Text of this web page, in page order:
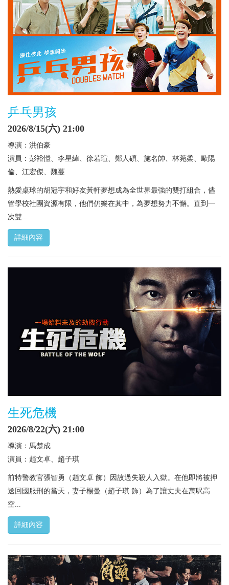
乒乓男孩
2026/8/15(六) 21:00
導演：洪伯豪
演員：彭裕愷、李星緯、徐若瑄、鄭人碩、施名帥、林菀柔、歐陽
倫、江宏傑、魏蔓
熱愛桌球的胡冠宇和好友黃軒夢想成為全世界最強的雙打組合，儘
管學校社團資源有限，他們仍樂在其中，為夢想努力不懈。直到一
次雙...
詳細內容
生死危機
2026/8/22(六) 21:00
導演：馬楚成
演員：趙文卓、趙子琪
前特警教官張智勇（趙文卓 飾）因故過失殺人入獄。在他即將被押
送回國服刑的當天，妻子楊曼（趙子琪 飾）為了讓丈夫在萬呎高
空...
詳細內容